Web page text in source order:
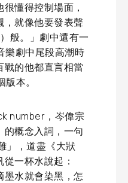
懂得控制場面，
，就像他要發表聲
般。」劇中還有一
樂劇中尾段高潮時
戰的他都直言相當
本。
number，岑偉宗
概念入詞，一句
」，道盡《大狀
一杯水說起：
墨水就會染黑，怎